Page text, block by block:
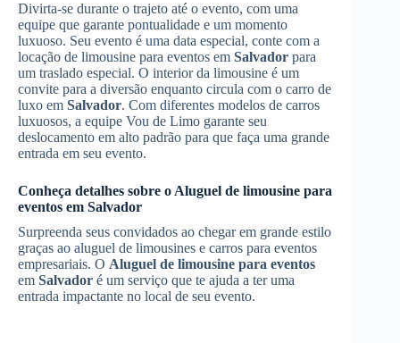
Divirta-se durante o trajeto até o evento, com uma
equipe que garante pontualidade e um momento
luxuoso. Seu evento é uma data especial, conte com a
locação de limousine para eventos em Salvador para
um traslado especial. O interior da limousine é um
convite para a diversão enquanto circula com o carro de
luxo em Salvador. Com diferentes modelos de carros
luxuosos, a equipe Vou de Limo garante seu
deslocamento em alto padrão para que faça uma grande
entrada em seu evento.
Conheça detalhes sobre o Aluguel de limousine para
eventos em Salvador
Surpreenda seus convidados ao chegar em grande estilo
graças ao aluguel de limousines e carros para eventos
empresariais. O Aluguel de limousine para eventos
em Salvador é um serviço que te ajuda a ter uma
entrada impactante no local de seu evento.